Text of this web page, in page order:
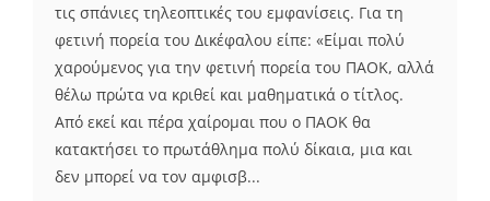
τις σπάνιες τηλεοπτικές του εμφανίσεις. Για τη
φετινή πορεία του Δικέφαλου είπε: «Είμαι πολύ
χαρούμενος για την φετινή πορεία του ΠΑΟΚ, αλλά
θέλω πρώτα να κριθεί και μαθηματικά ο τίτλος.
Από εκεί και πέρα χαίρομαι που ο ΠΑΟΚ θα
κατακτήσει το πρωτάθλημα πολύ δίκαια, μια και
δεν μπορεί να τον αμφισβ...